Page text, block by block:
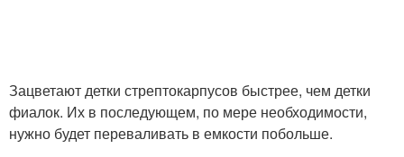
Зацветают детки стрептокарпусов быстрее, чем детки
фиалок. Их в последующем, по мере необходимости,
нужно будет переваливать в емкости побольше.